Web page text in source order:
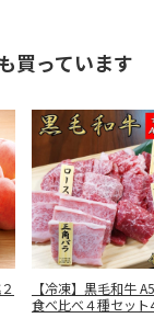
買っています
【冷凍】黒毛和牛
食べ比べ４種セッ